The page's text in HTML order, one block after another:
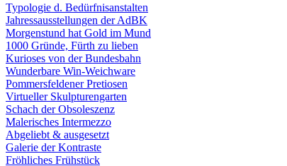
Typologie d. Bedürfnisanstalten
Jahressausstellungen der AdBK
Morgenstund hat Gold im Mund
1000 Gründe, Fürth zu lieben
Kurioses von der Bundesbahn
Wunderbare Win-Weichware
Pommersfeldener Pretiosen
Virtueller Skulpturengarten
Schach der Obsoleszenz
Malerisches Intermezzo
Abgeliebt & ausgesetzt
Galerie der Kontraste
Fröhliches Frühstück